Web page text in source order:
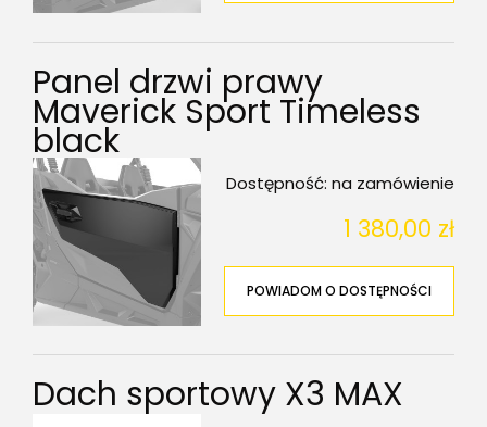
Panel drzwi prawy
Maverick Sport Timeless
black
Dostępność: na zamówienie
1 380,00 zł
POWIADOM O DOSTĘPNOŚCI
Dach sportowy X3 MAX